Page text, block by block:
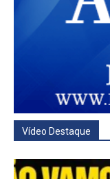
Vídeo Destaque